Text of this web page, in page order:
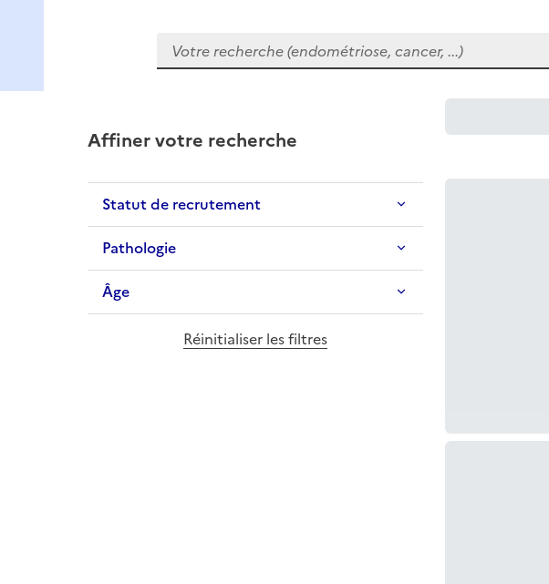
Votre recherche (endométriose, cancer, ...)
Affiner votre recherche
Statut de recrutement
Pathologie
Âge
Réinitialiser les filtres